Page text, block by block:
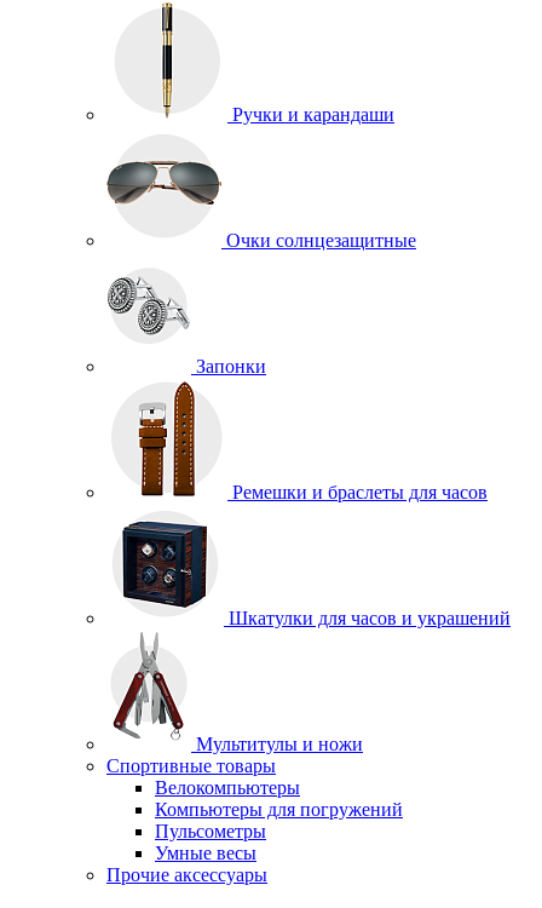
Ручки и карандаши
Очки солнцезащитные
Запонки
Ремешки и браслеты для часов
Шкатулки для часов и украшений
Мультитулы и ножи
Спортивные товары
Велокомпьютеры
Компьютеры для погружений
Пульсометры
Умные весы
Прочие аксессуары